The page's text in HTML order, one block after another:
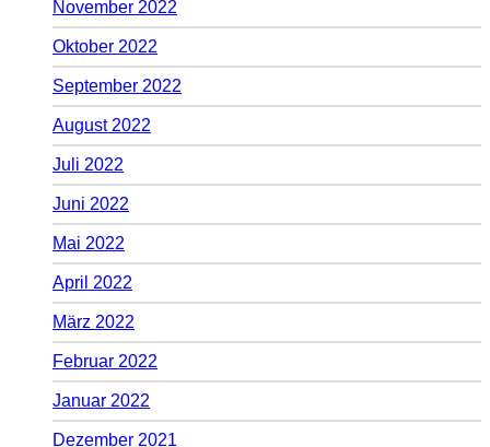
November 2022
Oktober 2022
September 2022
August 2022
Juli 2022
Juni 2022
Mai 2022
April 2022
März 2022
Februar 2022
Januar 2022
Dezember 2021